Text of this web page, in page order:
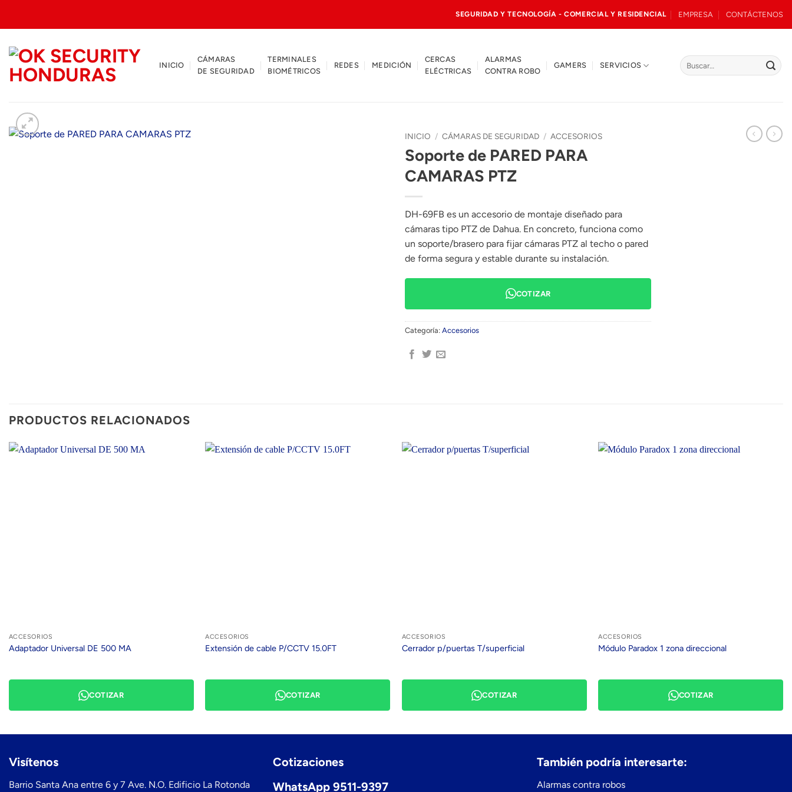
SEGURIDAD Y TECNOLOGÍA - COMERCIAL Y RESIDENCIAL EMPRESA CONTÁCTENOS
INICIO
CÁMARAS
DE SEGURIDAD
TERMINALES
BIOMÉTRICOS
REDES MEDICIÓN
CERCAS
ELÉCTRICAS
ALARMAS
CONTRA ROBO
GAMERS SERVICIOS
Buscar
por:
INICIO / CÁMARAS DE SEGURIDAD / ACCESORIOS
Soporte de PARED PARA
CAMARAS PTZ
DH-69FB es un accesorio de montaje diseñado para
cámaras tipo PTZ de Dahua. En concreto, funciona como
un soporte/brasero para fijar cámaras PTZ al techo o pared
de forma segura y estable durante su instalación.
COTIZAR
Categoría: Accesorios
PRODUCTOS RELACIONADOS
ACCESORIOS
Adaptador Universal DE 500 MA
COTIZAR
ACCESORIOS
Extensión de cable P/CCTV 15.0FT
COTIZAR
ACCESORIOS
Cerrador p/puertas T/superficial
COTIZAR
ACCESORIOS
Módulo Paradox 1 zona direccional
COTIZAR
Visítenos
Barrio Santa Ana entre 6 y 7 Ave. N.O. Edificio La Rotonda
Cotizaciones
WhatsApp 9511-9397
También podría interesarte:
Alarmas contra robos